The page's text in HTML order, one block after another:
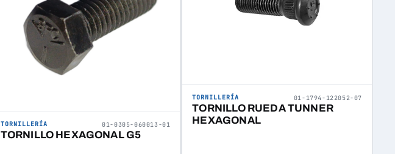
TORNILLERÍA 01-0305-060013-01
TORNILLO HEXAGONAL G5
TORNILLERÍA 01-1794-122052-07
TORNILLO RUEDA TUNNER
HEXAGONAL